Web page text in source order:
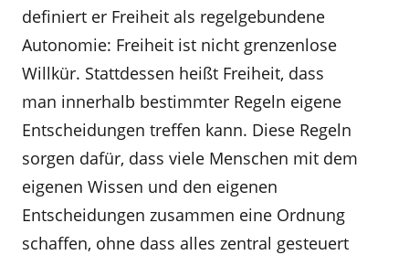
definiert er Freiheit als regelgebundene
Autonomie: Freiheit ist nicht grenzenlose
Willkür. Stattdessen heißt Freiheit, dass
man innerhalb bestimmter Regeln eigene
Entscheidungen treffen kann. Diese Regeln
sorgen dafür, dass viele Menschen mit dem
eigenen Wissen und den eigenen
Entscheidungen zusammen eine Ordnung
schaffen, ohne dass alles zentral gesteuert